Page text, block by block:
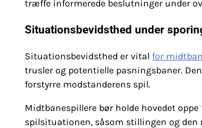
træffe informerede beslutninger under
Situationsbevidsthed under
Situationsbevidsthed er vital for
trusler og potentielle pasningsbaner.
forstyrre modstanderens spil.
Midtbanespillere bør holde hovedet
spilsituationen, såsom stillingen og den